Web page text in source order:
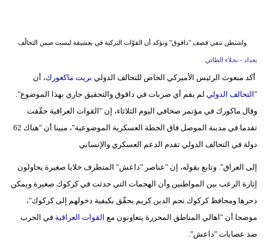
أزياء
وتكنولوجيا
بيئة
أبراج
فيديو
واشنطن تنفي قصف "داقوق" وتؤكد أن القوّات التركية في بعشيقة ليست ضمن التحالُف
بغداد - نجلاء الطائي
أكد مبعوث الرئيس الأميركي الخاص للتحالف الدولي بريت ماكغورك، أن
"التحالف الدولي لم يقم أي ضربات في داقوق والتحقيق جاري بهذا الموضوع".
وقال ماكورك في مؤتمر صحافي اليوم الثلاثاء، إن "القوات العراقية حقّقت
تقدما في مدينة الموصل فاق الخطة العسكرية الموضوعية"، مبينا أن "هناك 62
دولة في التحالف الدولي تقدم الدعم العسكري والإنساني
إلى العراق". وتابع بقوله، إن "عناصر "داعش" المتطرف خلايا صغيرة يحاولون
إثارة الرعب بين المواطنين وأن الهجمات التي حدثت في كركوك صغيرة ويمكن
دحرها ومحافظ كركوك نجم الدين كريم يحقّق بكيفية دخولهم إلى كركوك"،
موضحا أن "اهالي المناطق المحررة يتعاونون مع القوات العراقيةفي الحرب
ضد عصابات "داعش".